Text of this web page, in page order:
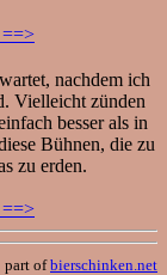
nachdem ich
Vielleicht zünden
besser als in
Bühnen, die zu
zu erden.
part ofbierschinken.net